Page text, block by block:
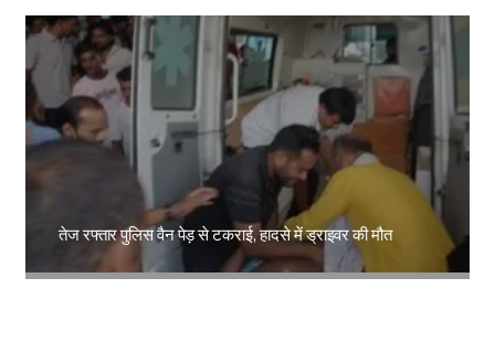
तेज रफ्तार पुलिस वैन पेड़ से टकराई, हादसे में ड्राइवर की मौत